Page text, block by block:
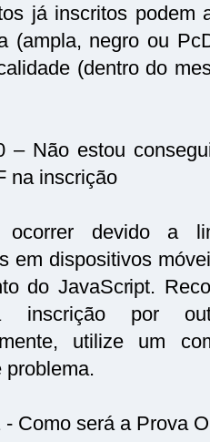
já inscritos podem
(ampla, negro ou
(dentro do
– Não estou
na inscrição
ocorrer devido a
em dispositivos
do JavaScript.
inscrição por
utilize um
problema.
- Como será a Prova